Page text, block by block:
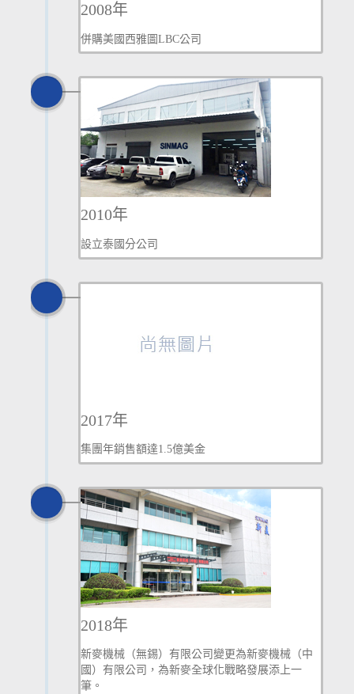
2008年
併購美國西雅圖LBC公司
2010年
設立泰國分公司
2017年
集團年銷售額達1.5億美金
2018年
新麥機械（無錫）有限公司變更為新麥機械（中
國）有限公司，為新麥全球化戰略發展添上一
筆。